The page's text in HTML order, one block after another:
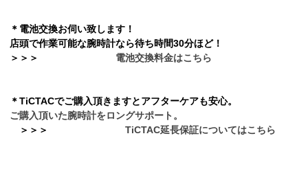
＊電池交換お伺い致します！
店頭で作業可能な腕時計なら待ち時間30分ほど！
＞ ＞ ＞ 電池交換料金はこちら
＊TiCTACでご購入頂きますとアフターケアも安心。
ご購入頂いた腕時計をロングサポート。
＞ ＞ ＞ TiCTAC延長保証についてはこちら